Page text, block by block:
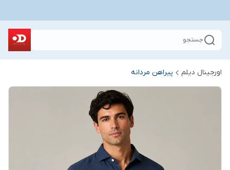
جستجو
اورجینال دیلم پیراهن مردانه